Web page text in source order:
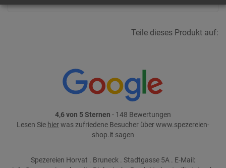
Teile dieses Produkt auf:
4,6 von 5 Sternen - 148 Bewertungen
Lesen Sie hierwas zufriedene Besucher über www.spezereien-
shop.it sagen
Spezereien Horvat . Bruneck . Stadtgasse 5A . E-Mail: